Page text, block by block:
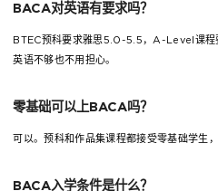
BACA对英语有要求吗？
BTEC预科要求雅思5.0-5.5，A-Level课程
英语不够也不用担心。
零基础可以上BACA吗？
可以。预科和作品集课程都接受零基础学生
BACA入学条件是什么？